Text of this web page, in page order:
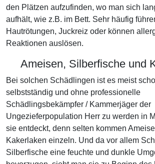
den Plätzen aufzufinden, wo man sich
aufhält, wie z.B. im Bett. Sehr häufig
Hautrötungen, Juckreiz oder können
Reaktionen auslösen.
Ameisen, Silberfische und
Bei solchen Schädlingen ist es meist
selbstständig und ohne professionelle
Schädlingsbekämpfer / Kammerjäger der
Ungezieferpopulation Herr zu werden in
sie entdeckt, denn selten kommen
Kakerlaken einzeln. Und da vor allem
Silberfische eine feuchte und dunkle